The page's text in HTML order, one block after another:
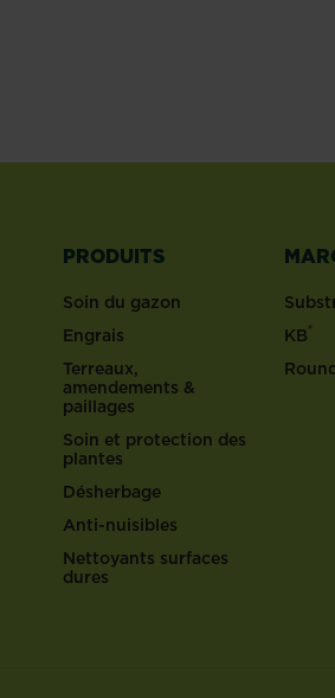
PRODUITS
Soin du gazon
Engrais
Terreaux,
amendements &
paillages
Soin et protection des
plantes
Désherbage
Anti-nuisibles
Nettoyants surfaces
dures
KB®